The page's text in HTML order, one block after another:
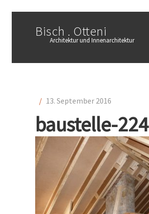
Bisch . Otteni
Architektur und Innenarchitektur
/ 13. September 2016
baustelle-224